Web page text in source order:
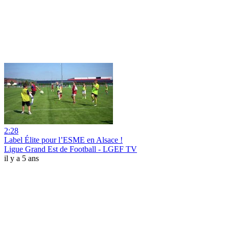
2:28
Label Élite pour l’ESME en Alsace !
Ligue Grand Est de Football - LGEF TV
il y a 5 ans